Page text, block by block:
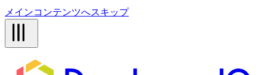
メインコンテンツへスキップ